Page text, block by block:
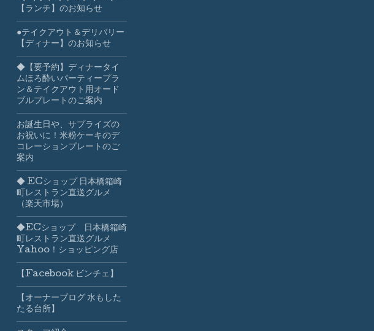
【ランチ】のお知らせ
●テイクアウト＆デリバリー
【ディナー】のお知らせ
◆【要予約】ディナータイ
ムほろ酔いパーティープラ
ン＆テイクアウト用オード
ブルプレートのご案内
お誕生日や、サプライズの
お祝いに！米粉ケーキのデ
コレーションプレートのご
案内
◆ ECショップ 日本橋箱崎
町レストラン直送グルメ
（楽天市場）
◆ECショップ 日本橋箱崎
町レストラン直送グルメ
Yahoo！ショッピング店
【Facebook ビンチェ】
【オーナーブログ 水もした
たる台所】